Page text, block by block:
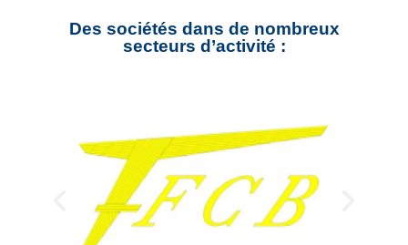
Des sociétés dans de nombreux
secteurs d’activité :